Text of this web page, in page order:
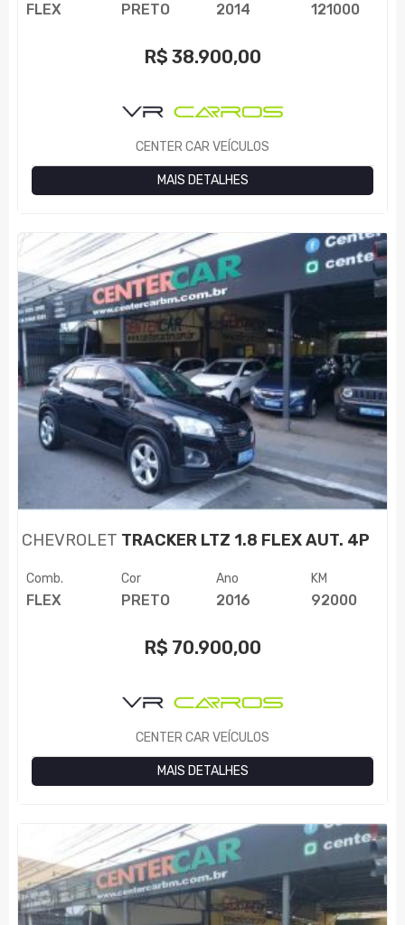
FLEX PRETO 2014 121000
R$ 38.900,00
CENTER CAR VEÍCULOS
MAIS DETALHES
CHEVROLET TRACKER LTZ 1.8 FLEX AUT. 4P
Comb.
FLEX
Cor
PRETO
Ano
2016
KM
92000
R$ 70.900,00
CENTER CAR VEÍCULOS
MAIS DETALHES